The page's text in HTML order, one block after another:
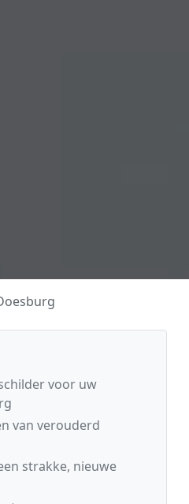
voor uw
van verouderd
strakke, nieuwe